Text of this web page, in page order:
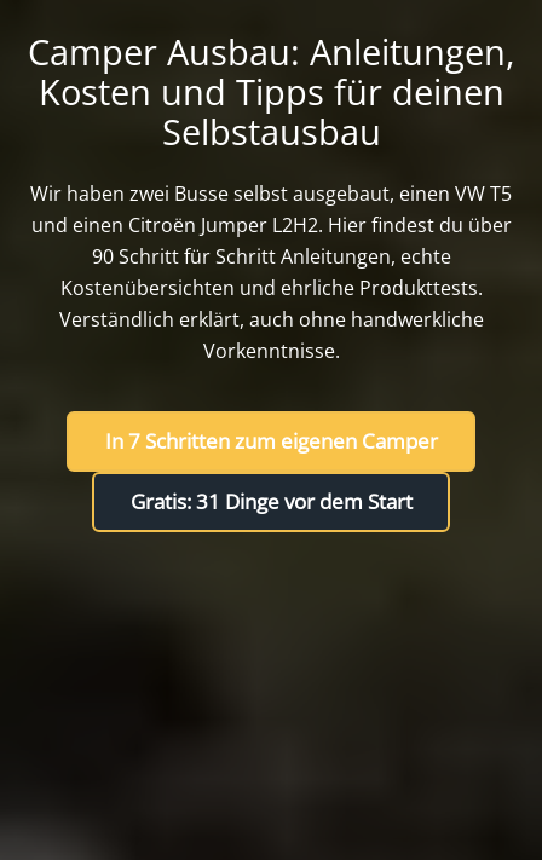
Camper Ausbau: Anleitungen,
Kosten und Tipps für deinen
Selbstausbau
Wir haben zwei Busse selbst ausgebaut, einen VW T5
und einen Citroën Jumper L2H2. Hier findest du über
90 Schritt für Schritt Anleitungen, echte
Kostenübersichten und ehrliche Produkttests.
Verständlich erklärt, auch ohne handwerkliche
Vorkenntnisse.
In 7 Schritten zum eigenen Camper
Gratis: 31 Dinge vor dem Start